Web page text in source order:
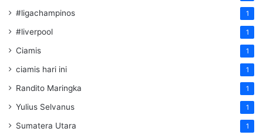
#ligachampinos 1
#liverpool 1
Ciamis 1
ciamis hari ini 1
Randito Maringka 1
Yulius Selvanus 1
Sumatera Utara 1